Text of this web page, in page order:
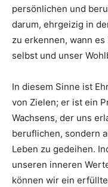
persönlichen und
darum, ehrgeizig in
zu erkennen, wann
selbst und unser
In diesem Sinne ist
von Zielen; er ist ein
Wachsens, der uns
beruflichen, sondern
Leben zu gedeihen.
unseren inneren
können wir ein